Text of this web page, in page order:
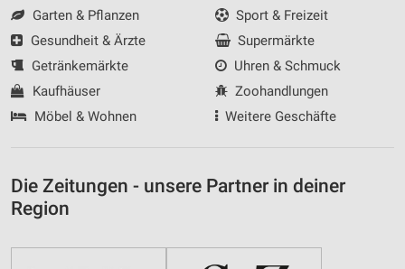
Garten & Pflanzen
Gesundheit & Ärzte
Getränkemärkte
Kaufhäuser
Möbel & Wohnen
Sport & Freizeit
Supermärkte
Uhren & Schmuck
Zoohandlungen
Weitere Geschäfte
Die Zeitungen - unsere Partner in deiner
Region